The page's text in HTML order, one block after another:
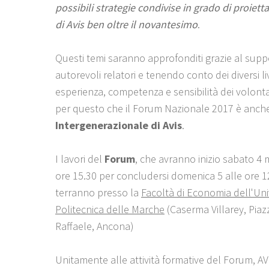
possibili strategie condivise in grado di
di Avis ben oltre il novantesimo.
Questi temi saranno approfonditi grazie al
autorevoli relatori e tenendo conto dei diversi
esperienza, competenza e sensibilità dei
per questo che il Forum Nazionale 2017 è
Intergenerazionale di Avis.
I lavori del Forum, che avranno inizio sabato 4
ore 15.30 per concludersi domenica 5 alle ore
terranno presso la Facoltà di Economia
Politecnica delle Marche (Caserma Villarey,
Raffaele, Ancona)
Unitamente alle attività formative del Forum,